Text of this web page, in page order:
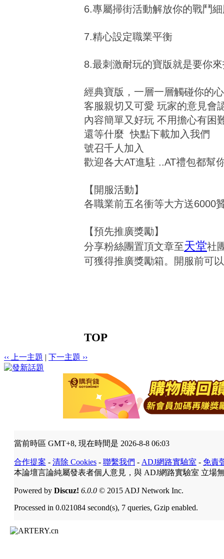
6.專屬掃街活動解放你的戰鬥
7.精心設定職業平衡
8.最刺激耐玩的寶版就是要你
經典寶版，一層一層觸碰你的心
客服親切又可愛 玩家的意見會
內容簡單又好玩 不用擔心有困
還等什麼 快點下載加入我們
號召千人加入
歡迎各大AT進駐 ..AT禮包都幫
【開服活動】
各職業前五名衝等大方送6000
【預先推廣獎勵】
分享粉絲團置頂文章至天堂社
可獲得推廣獎勵箱。開服前可
TOP
‹‹ 上一主題 | 下一主題 ››
當前時區 GMT+8, 現在時間是 2026-8-8 06:03
合作提案 - 清除 Cookies - 聯繫我們 - ADJ網路實驗室 - 免責
本論壇言論純屬發表者個人意見，與 ADJ網路實驗室 立場
Powered by Discuz! 6.0.0 © 2015 ADJ Network Inc.
Processed in 0.021084 second(s), 7 queries, Gzip enabled.